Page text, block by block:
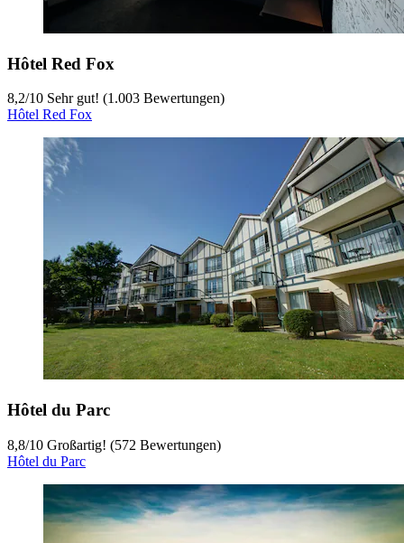
Hôtel Red Fox
8,2/10 Sehr gut! (1.003 Bewertungen)
Hôtel Red Fox
Hôtel du Parc
8,8/10 Großartig! (572 Bewertungen)
Hôtel du Parc